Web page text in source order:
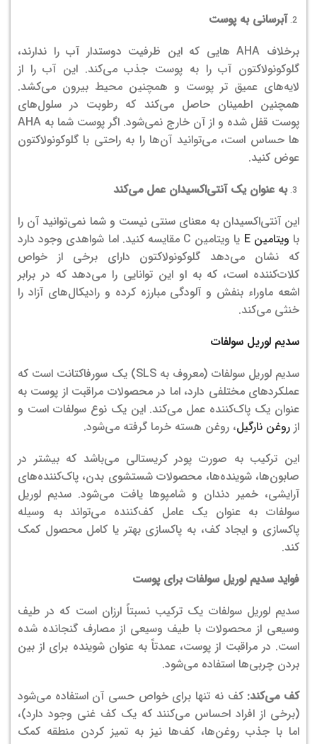
آبرسانی به پوست
برخلاف AHA هایی که این ظرفیت دوستدار آب را ندارند،
گلوکونولاکتون آب را به پوست جذب می‌کند. این آب را از
لایه‌های عمیق تر پوست و همچنین محیط بیرون می‌کشد.
همچنین اطمینان حاصل می‌کند که رطوبت در سلول‌های
پوست قفل شده و از آن خارج نمی‌شود. اگر پوست شما به AHA
ها حساس است، می‌توانید آن‌ها را به راحتی با گلوکونولاکتون
عوض کنید.
به عنوان یک آنتی‌اکسیدان عمل می‌کند
این آنتی‌اکسیدان به معنای سنتی نیست و شما نمی‌توانید آن را
با ویتامین E
یا ویتامین C مقایسه کنید. اما شواهدی وجود دارد
که نشان می‌دهد گلوکونولاکتون دارای برخی از خواص
کلات‌کننده است، که به او این توانایی را می‌دهد که در برابر
اشعه ماوراء بنفش و آلودگی مبارزه کرده و رادیکال‌های آزاد را
خنثی می‌کند.
سدیم لوریل سولفات
سدیم لوریل سولفات (معروف به SLS) یک سورفاکتانت است که
عملکردهای مختلفی دارد، اما در محصولات مراقبت از پوست به
عنوان یک پاک‌کننده عمل می‌کند. این یک نوع سولفات است و
از روغن نارگیل، روغن هسته خرما گرفته می‌شود.
این ترکیب به صورت پودر کریستالی می‌باشد که بیشتر در
صابون‌ها، شوینده‌ها، محصولات شستشوی بدن، پاک‌کننده‌های
آرایشی، خمیر دندان و شامپوها یافت می‌شود. سدیم لوریل
سولفات به عنوان یک عامل کف‌کننده می‌تواند به وسیله
پاکسازی و ایجاد کف، به پاکسازی بهتر یا کامل محصول کمک
کند.
فواید سدیم لوریل سولفات برای پوست
سدیم لوریل سولفات یک ترکیب نسبتاً ارزان است که در طیف
وسیعی از محصولات با طیف وسیعی از مصارف گنجانده شده
است. در مراقبت از پوست، عمدتاً به عنوان شوینده برای از بین
بردن چربی‌ها استفاده می‌شود.
کف می‌کند: کف نه تنها برای خواص حسی آن استفاده می‌شود
(برخی از افراد احساس می‌کنند که یک کف غنی وجود دارد)،
اما با جذب روغن‌ها، کف‌ها نیز به تمیز کردن منطقه کمک